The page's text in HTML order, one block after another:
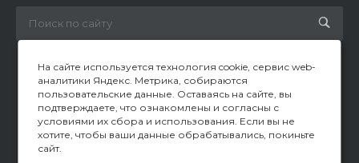
© 2026 Все права защищены
На сайте используется технология cookie, сервис web-
аналитики Яндекс. Метрика, собираются
пользовательские данные. Оставаясь на сайте, вы
подтверждаете, что ознакомлены и согласны с
условиями их сбора и использования. Если вы не
хотите, чтобы ваши данные обрабатывались, покиньте
сайт.